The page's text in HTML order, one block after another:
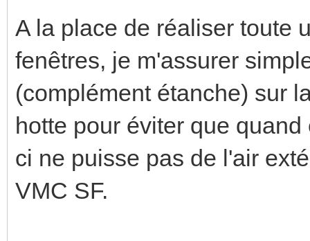
A la place de réaliser toute
fenêtres, je m'assurer
(complément étanche) sur
hotte pour éviter que
ci ne puisse pas de l'air
VMC SF.